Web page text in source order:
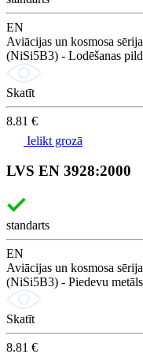
EN
Aviācijas un kosmosa
(NiSi5B3) - Lodēšanas
Skatīt
8.81 €
Ielikt grozā
LVS EN 3928:2000
standarts
EN
Aviācijas un kosmosa
(NiSi5B3) - Piedevu
Skatīt
8.81 €